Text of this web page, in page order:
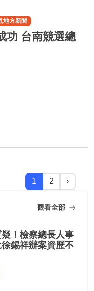
,地方新聞
功 台南競選總
1 2 ›
觀看全部
！檢察總長人事
錫祥辦案資歷不